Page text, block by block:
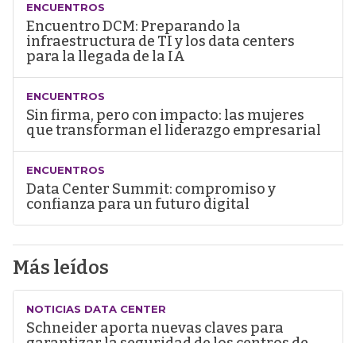
ENCUENTROS
Encuentro DCM: Preparando la
infraestructura de TI y los data centers
para la llegada de la IA
ENCUENTROS
Sin firma, pero con impacto: las mujeres
que transforman el liderazgo empresarial
ENCUENTROS
Data Center Summit: compromiso y
confianza para un futuro digital
Más leídos
NOTICIAS DATA CENTER
Schneider aporta nuevas claves para